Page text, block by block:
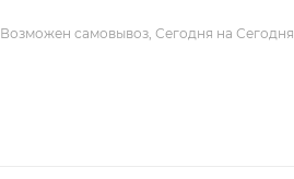
Возможен самовывоз, Сегодня на Сегодня.